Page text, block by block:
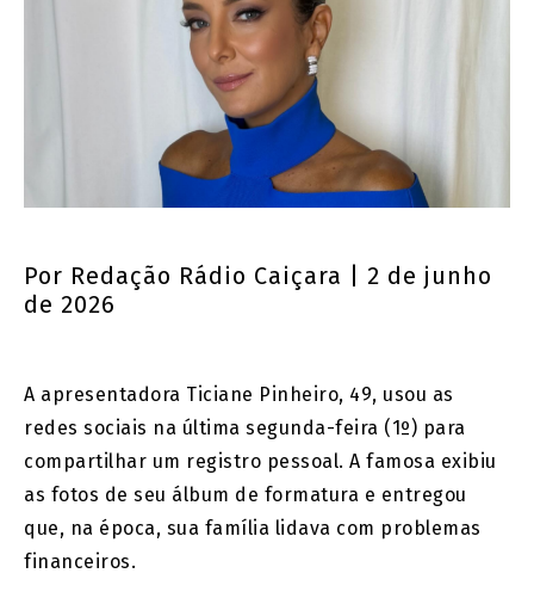
Por Redação Rádio Caiçara | 2 de junho
de 2026
A apresentadora Ticiane Pinheiro, 49, usou as
redes sociais na última segunda-feira (1º) para
compartilhar um registro pessoal. A famosa exibiu
as fotos de seu álbum de formatura e entregou
que, na época, sua família lidava com problemas
financeiros.